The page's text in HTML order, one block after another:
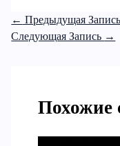
← Предыдущая Запись
Следующая Запись →
Похожие